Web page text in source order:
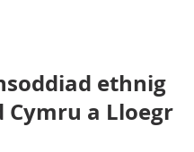
ethnig
a Lloegr